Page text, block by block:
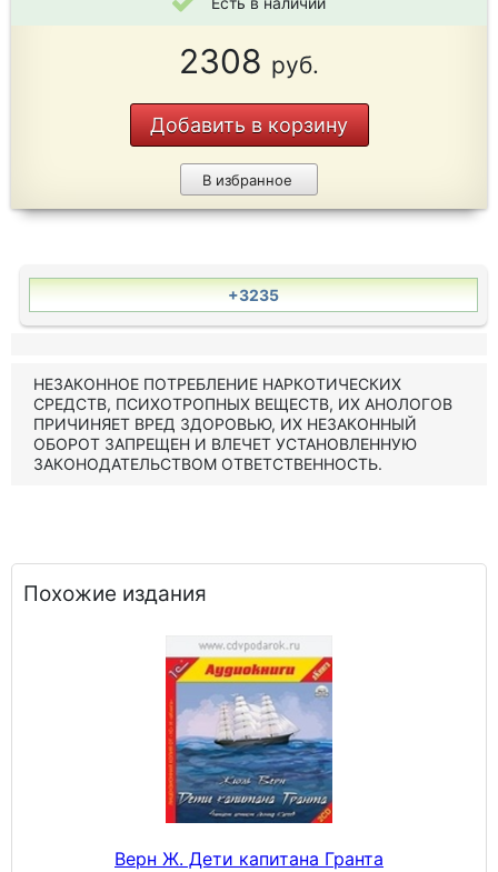
2308 руб.
Добавить в корзину
В избранное
+3235
НЕЗАКОННОЕ ПОТРЕБЛЕНИЕ НАРКОТИЧЕСКИХ
СРЕДСТВ, ПСИХОТРОПНЫХ ВЕЩЕСТВ, ИХ АНОЛОГОВ
ПРИЧИНЯЕТ ВРЕД ЗДОРОВЬЮ, ИХ НЕЗАКОННЫЙ
ОБОРОТ ЗАПРЕЩЕН И ВЛЕЧЕТ УСТАНОВЛЕННУЮ
ЗАКОНОДАТЕЛЬСТВОМ ОТВЕТСТВЕННОСТЬ.
Похожие издания
Верн Ж. Дети капитана Гранта